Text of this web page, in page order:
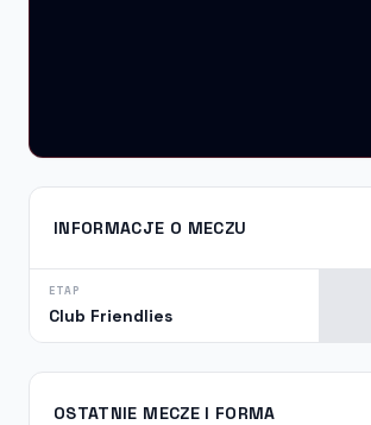
INFORMACJE O MECZU
ETAP
Club Friendlies
OSTATNIE MECZE I FORMA